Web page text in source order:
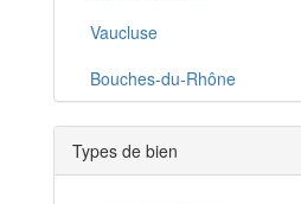
Château-Arnoux-Saint-Auban
Valensole
Allemagne-en-Provence
Volx
Vaucluse
Bouches-du-Rhône
Types de bien